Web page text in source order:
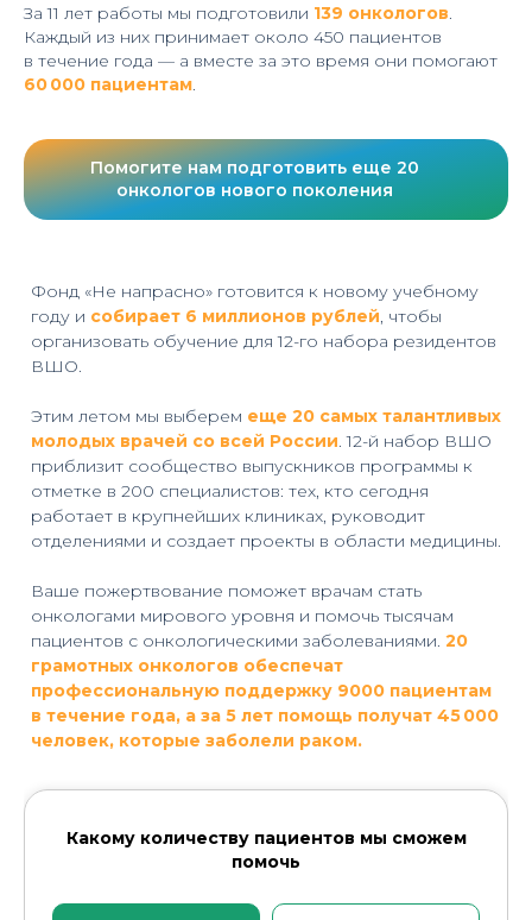
За 11 лет работы мы подготовили 139 онкологов.
Каждый из них принимает около 450 пациентов
в течение года — а вместе за это время они помогают
60 000 пациентам.
Помогите нам подготовить еще 20
онкологов нового поколения
Фонд «Не напрасно» готовится к новому учебному
году и собирает 6 миллионов рублей, чтобы
организовать обучение для 12-го набора резидентов
ВШО.
Этим летом мы выберем еще 20 самых талантливых
молодых врачей со всей России. 12-й набор ВШО
приблизит сообщество выпускников программы к
отметке в 200 специалистов: тех, кто сегодня
работает в крупнейших клиниках, руководит
отделениями и создает проекты в области медицины.
Ваше пожертвование поможет врачам стать
онкологами мирового уровня и помочь тысячам
пациентов с онкологическими заболеваниями. 20
грамотных онкологов обеспечат
профессиональную поддержку 9000 пациентам
в течение года, а за 5 лет помощь получат 45 000
человек, которые заболели раком.
Какому количеству пациентов мы сможем
помочь